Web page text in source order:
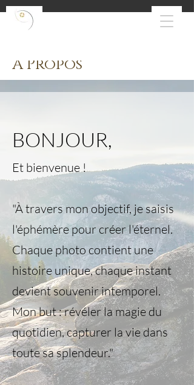
À Propos
BONJOUR,
Et bienvenue !
"À travers mon objectif, je saisis
l'éphémère pour créer l'éternel.
Chaque photo contient une
histoire unique, chaque instant
devient souvenir intemporel.
Mon but : révéler la magie du
quotidien, capturer la vie dans
toute sa splendeur."